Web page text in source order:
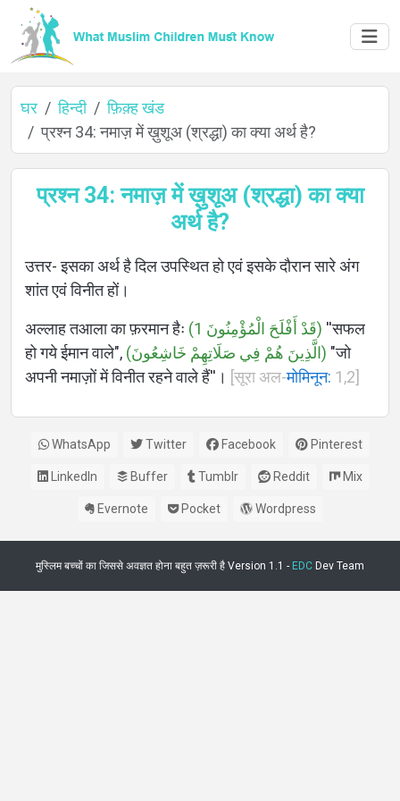
घर
बारे
घर हिन्दी
फ़िक़्ह खंड
प्रश्न 34: नमाज़ में ख़ुशूअ (श्रद्धा) का क्या अर्थ है?
प्रश्न 34: नमाज़ में ख़ुशूअ (श्रद्धा) का क्या
अर्थ है?
उत्तर- इसका अर्थ है दिल उपस्थित हो एवं इसके दौरान सारे अंग
शांत एवं विनीत हों।
अल्लाह तआला का फ़रमान हैः (قَدْ أَفْلَحَ الْمُؤْمِنُونَ 1) ''सफल
हो गये ईमान वाले",
(الَّذِينَ هُمْ فِي صَلَاتِهِمْ خَاشِعُونَ) "जो
अपनी नमाज़ों में विनीत रहने वाले हैं''। [सूरा अल-मोमिनून: 1,2]
WhatsApp Twitter Facebook Pinterest
LinkedIn Buffer Tumblr Reddit Mix
Evernote Pocket Wordpress
मुस्लिम बच्चों का जिससे अवज्ञत होना बहुत ज़रूरी है Version 1.1 - EDC Dev Team